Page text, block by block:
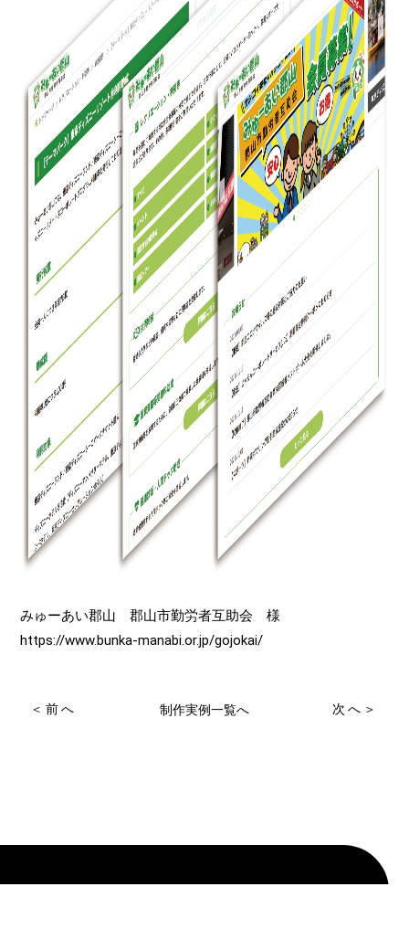
みゅーあい郡山 郡山市勤労者互助会 様
https://www.bunka-manabi.or.jp/gojokai/
＜前へ 制作実例一覧へ 次へ＞